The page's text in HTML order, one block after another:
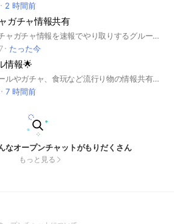
2 時間前
ガチャ情報共有
福岡県内のガチャガチャ情報を速報でやり取りするグループです。 #ガチャガチャ #ガチャ #ガシャ #カプセルトイ
たった今
情報🌟
茨城県内のシールやガチャ、食玩など流行り物の情報共有オープンチャットです。 お手数ですが、メインルームは『茨城🌟シール情報🌟』となります。申請は必ずそちらへお願いします！サブの交換ルーム、雑談ルームへの申請はしない様お願いします。 入室後はノートを確認し、挨拶をしてください！
7 時間前
なオープンチャットがもりだくさん
もっと見る